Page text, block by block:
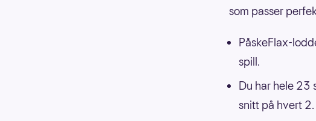
som passer
PåskeFlax-
spill.
Du har hele 23
snitt på hvert